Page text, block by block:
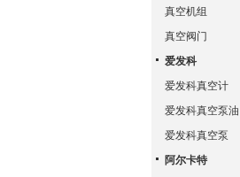
真空机组
真空阀门
爱发科
爱发科真空计
爱发科真空泵油
爱发科真空泵
阿尔卡特